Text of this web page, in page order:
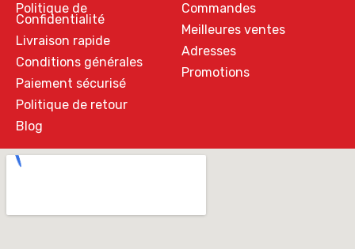
Politique de
Confidentialité
Livraison rapide
Conditions générales
Paiement sécurisé
Politique de retour
Blog
Commandes
Meilleures ventes
Adresses
Promotions